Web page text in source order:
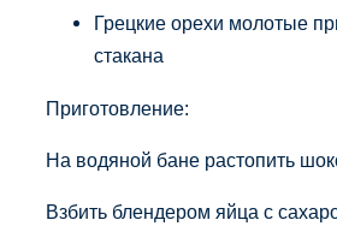
Грецкие орехи молотые
стакана
Приготовление:
На водяной бане растопить
Взбить блендером яйца с